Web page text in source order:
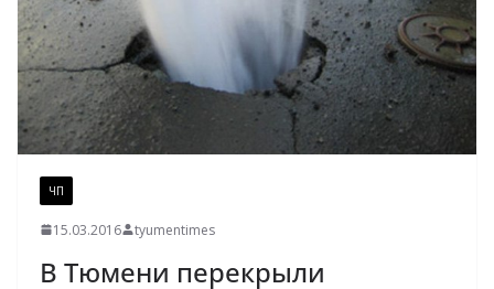
ЧП
15.03.2016 tyumentimes
В Тюмени перекрыли